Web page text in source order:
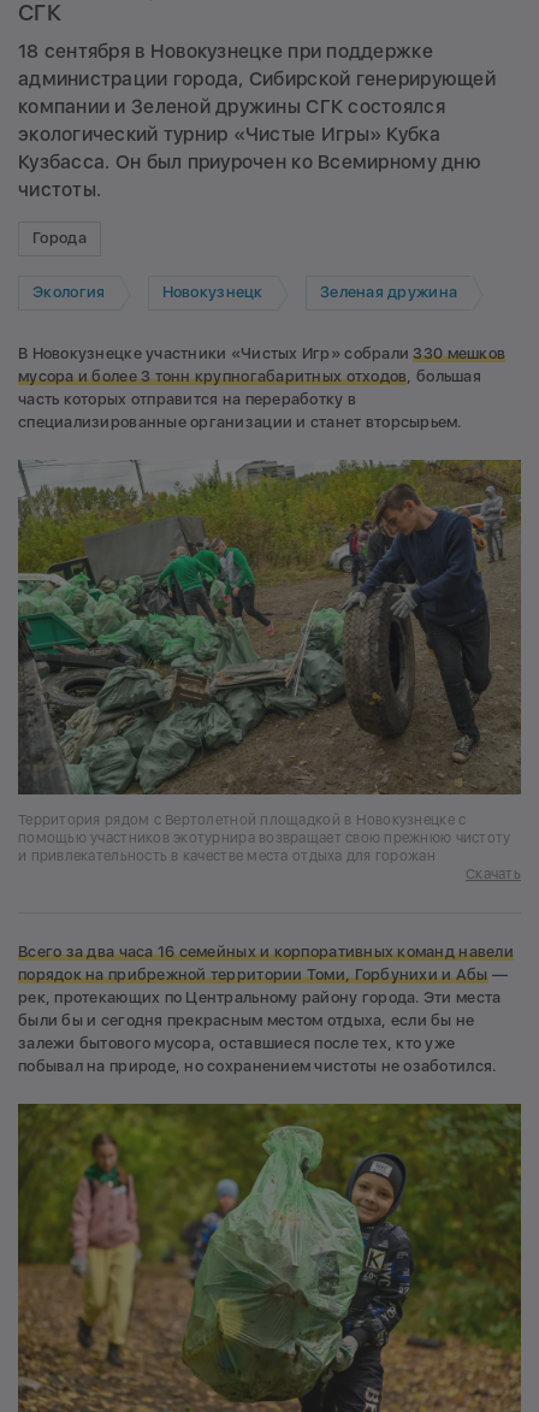
СГК
18 сентября в Новокузнецке при поддержке
администрации города, Сибирской генерирующей
компании и Зеленой дружины СГК состоялся
экологический турнир «Чистые Игры» Кубка
Кузбасса. Он был приурочен ко Всемирному дню
чистоты.
Города
Экология Новокузнецк Зеленая дружина
В Новокузнецке участники «Чистых Игр» собрали330 мешков
мусора и более 3 тонн крупногабаритных отходов , большая
часть которых отправится на переработку в
специализированные организации и станет вторсырьем.
Территория рядом с Вертолетной площадкой в Новокузнецке с
помощью участников экотурнира возвращает свою прежнюю чистоту
и привлекательность в качестве места отдыха для горожан
Скачать
Всего за два часа 16 семейных и корпоративных команд навели
порядок на прибрежной территории Томи, Горбунихи и Абы—
рек, протекающих по Центральному району города. Эти места
были бы и сегодня прекрасным местом отдыха, если бы не
залежи бытового мусора, оставшиеся после тех, кто уже
побывал на природе, но сохранением чистоты не озаботился.